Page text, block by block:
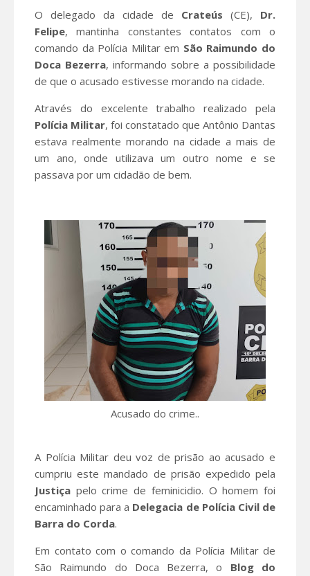
O delegado da cidade de Crateús (CE), Dr.
Felipe, mantinha constantes contatos com o
comando da Polícia Militar em São Raimundo do
Doca Bezerra, informando sobre a possibilidade
de que o acusado estivesse morando na cidade.
Através do excelente trabalho realizado pela
Polícia Militar, foi constatado que Antônio Dantas
estava realmente morando na cidade a mais de
um ano, onde utilizava um outro nome e se
passava por um cidadão de bem.
Acusado do crime..
A Polícia Militar deu voz de prisão ao acusado e
cumpriu este mandado de prisão expedido pela
Justiça pelo crime de feminicidio. O homem foi
encaminhado para a Delegacia de Polícia Civil de
Barra do Corda.
Em contato com o comando da Polícia Militar de
São Raimundo do Doca Bezerra, o Blog do